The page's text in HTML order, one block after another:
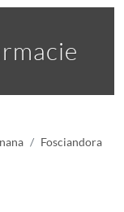
Fosciandora